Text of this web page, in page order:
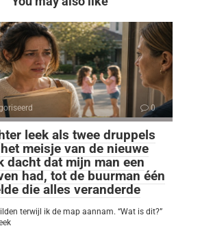
0
leek als twee druppels
meisje van de nieuwe
dacht dat mijn man een
had, tot de buurman één
die alles veranderde
terwijl ik de map aannam. “Wat is dit?”